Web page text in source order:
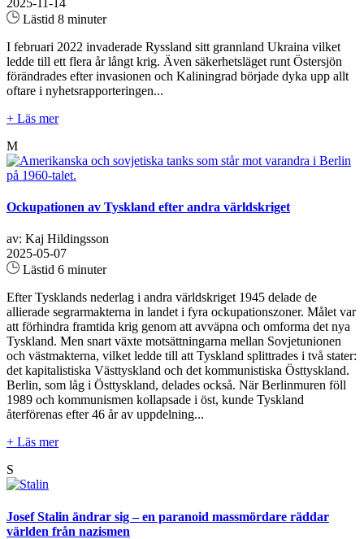
2025-11-14
Lästid 8 minuter
I februari 2022 invaderade Ryssland sitt grannland Ukraina vilket
ledde till ett flera år långt krig. Även säkerhetsläget runt Östersjön
förändrades efter invasionen och Kaliningrad började dyka upp allt
oftare i nyhetsrapporteringen...
+ Läs mer
M
Ockupationen av Tyskland efter andra världskriget
av: Kaj Hildingsson
2025-05-07
Lästid 6 minuter
Efter Tysklands nederlag i andra världskriget 1945 delade de
allierade segrarmakterna in landet i fyra ockupationszoner. Målet var
att förhindra framtida krig genom att avväpna och omforma det nya
Tyskland. Men snart växte motsättningarna mellan Sovjetunionen
och västmakterna, vilket ledde till att Tyskland splittrades i två stater:
det kapitalistiska Västtyskland och det kommunistiska Östtyskland.
Berlin, som låg i Östtyskland, delades också. När Berlinmuren föll
1989 och kommunismen kollapsade i öst, kunde Tyskland
återförenas efter 46 år av uppdelning...
+ Läs mer
S
Josef Stalin ändrar sig – en paranoid massmördare räddar
världen från nazismen